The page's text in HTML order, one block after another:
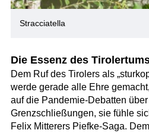
Stracciatella
Die Essenz des
Dem Ruf des Tirolers als
werde gerade alle Ehre
auf die Pandemie-Debatten
Grenzschließungen, sie fühle
Felix Mitterers Piefke-Saga.